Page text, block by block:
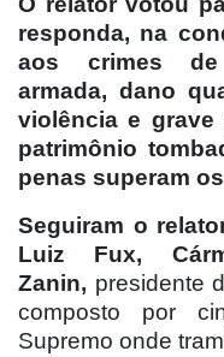
responda, na
aos crimes de
armada, dano
violência e grave
patrimônio
penas superam
Seguiram o
Luiz Fux,
Zanin, presidente
composto por
Supremo onde